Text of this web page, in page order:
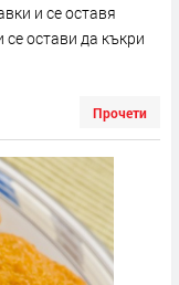
и се оставя
остави да къкри
Прочети